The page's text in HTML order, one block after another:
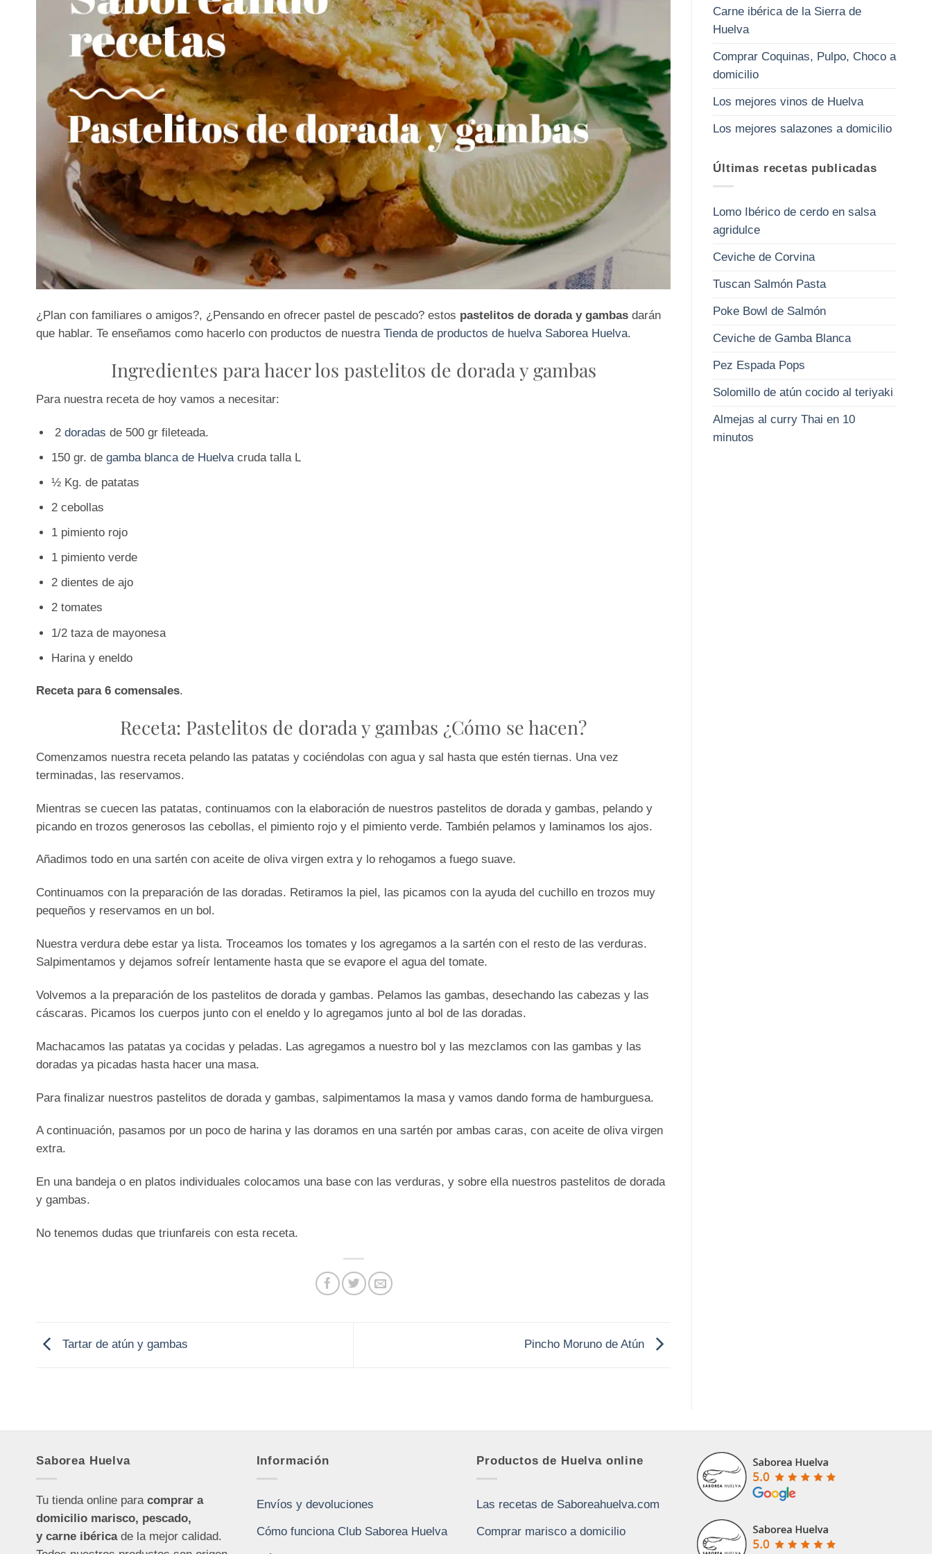
¿Plan con familiares o amigos?, ¿Pensando en ofrecer pastel de pescado? estos pastelitos de dorada y gambas darán
que hablar. Te enseñamos como hacerlo con productos de nuestra Tienda de productos de huelva Saborea Huelva.
Ingredientes para hacer los pastelitos de dorada y gambas
Para nuestra receta de hoy vamos a necesitar:
2 doradas de 500 gr fileteada.
150 gr. de gamba blanca de Huelvacruda talla L
½ Kg. de patatas
2 cebollas
1 pimiento rojo
1 pimiento verde
2 dientes de ajo
2 tomates
1/2 taza de mayonesa
Harina y eneldo
Receta para 6 comensales.
Receta: Pastelitos de dorada y gambas ¿Cómo se hacen?
Comenzamos nuestra receta pelando las patatas y cociéndolas con agua y sal hasta que estén tiernas. Una vez
terminadas, las reservamos.
Mientras se cuecen las patatas, continuamos con la elaboración de nuestros pastelitos de dorada y gambas, pelando y
picando en trozos generosos las cebollas, el pimiento rojo y el pimiento verde. También pelamos y laminamos los ajos.
Añadimos todo en una sartén con aceite de oliva virgen extra y lo rehogamos a fuego suave.
Continuamos con la preparación de las doradas. Retiramos la piel, las picamos con la ayuda del cuchillo en trozos muy
pequeños y reservamos en un bol.
Nuestra verdura debe estar ya lista. Troceamos los tomates y los agregamos a la sartén con el resto de las verduras.
Salpimentamos y dejamos sofreír lentamente hasta que se evapore el agua del tomate.
Volvemos a la preparación de los pastelitos de dorada y gambas. Pelamos las gambas, desechando las cabezas y las
cáscaras. Picamos los cuerpos junto con el eneldo y lo agregamos junto al bol de las doradas.
Machacamos las patatas ya cocidas y peladas. Las agregamos a nuestro bol y las mezclamos con las gambas y las
doradas ya picadas hasta hacer una masa.
Para finalizar nuestros pastelitos de dorada y gambas, salpimentamos la masa y vamos dando forma de hamburguesa.
A continuación, pasamos por un poco de harina y las doramos en una sartén por ambas caras, con aceite de oliva virgen
extra.
En una bandeja o en platos individuales colocamos una base con las verduras, y sobre ella nuestros pastelitos de dorada
y gambas.
No tenemos dudas que triunfareis con esta receta.
Tartar de atún y gambas Pincho Moruno de Atún
Carne ibérica de la Sierra de
Huelva
Comprar Coquinas, Pulpo, Choco a
domicilio
Los mejores vinos de Huelva
Los mejores salazones a domicilio
Últimas recetas publicadas
Lomo Ibérico de cerdo en salsa
agridulce
Ceviche de Corvina
Tuscan Salmón Pasta
Poke Bowl de Salmón
Ceviche de Gamba Blanca
Pez Espada Pops
Solomillo de atún cocido al teriyaki
Almejas al curry Thai en 10
minutos
Saborea Huelva
Tu tienda online para comprar a
domicilio marisco, pescado,
y carne ibéricade la mejor calidad.
Información
Envíos y devoluciones
Cómo funciona Club Saborea Huelva
Productos de Huelva online
Las recetas de Saboreahuelva.com
Comprar marisco a domicilio